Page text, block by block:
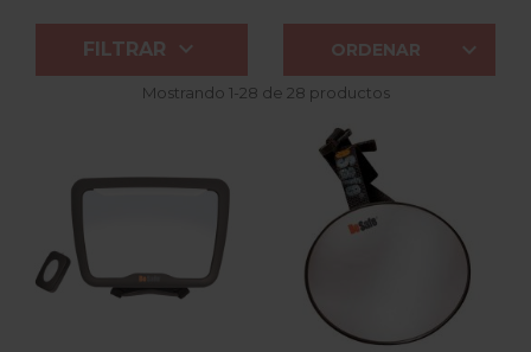
ORDENAR 
FILTRAR 
Mostrando 1-28 de 28 productos